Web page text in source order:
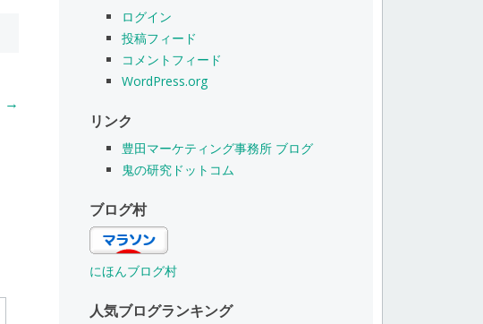
→
ログイン
投稿フィード
コメントフィード
WordPress.org
リンク
豊田マーケティング事務所 ブログ
鬼の研究ドットコム
ブログ村
にほんブログ村
人気ブログランキング